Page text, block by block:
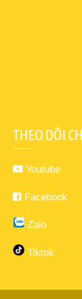
THEO DÕI
Youtube
Facebook
Zalo
Tiktok